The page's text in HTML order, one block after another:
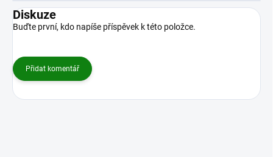
Diskuze
Buďte první, kdo napíše příspěvek k této položce.
Přidat komentář